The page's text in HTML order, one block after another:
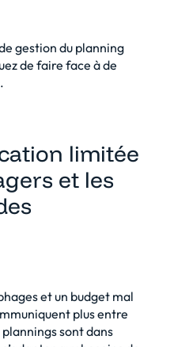
gestion du planning
de faire face à de
limitée
et les
et un budget mal
plus entre
sont dans